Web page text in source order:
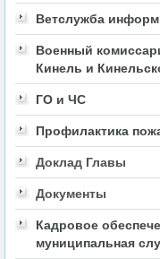
Ветслужба
Военный
Кинель и
ГО и ЧС
Профилактика
Доклад Главы
Документы
Кадровое
муниципальная